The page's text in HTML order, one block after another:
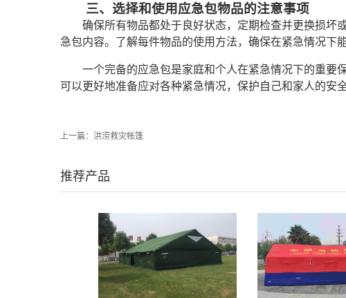
三、选择和使用应急包物品的注意事项
确保所有物品都处于良好状态，定期检查并更换损坏
急包内容。了解每件物品的使用方法，确保在紧急情况下
一个完备的应急包是家庭和个人在紧急情况下的重要
可以更好地准备应对各种紧急情况，保护自己和家人的安全
上一篇： 洪涝救灾帐篷
推荐产品